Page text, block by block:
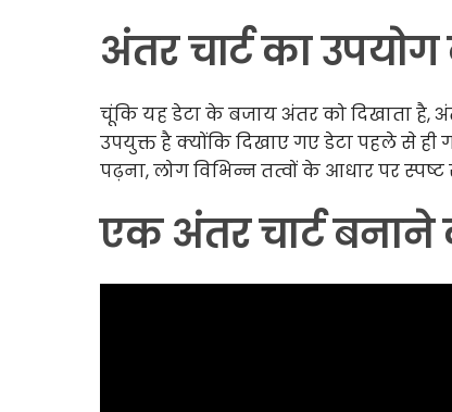
अंतर चार्ट का
चूंकि यह डेटा के बजाय अंतर को दिखाता है,
उपयुक्त है क्योंकि दिखाए गए डेटा पहले से
पढ़ना, लोग विभिन्न तत्वों के आधार पर
एक अंतर चार्ट बनाने